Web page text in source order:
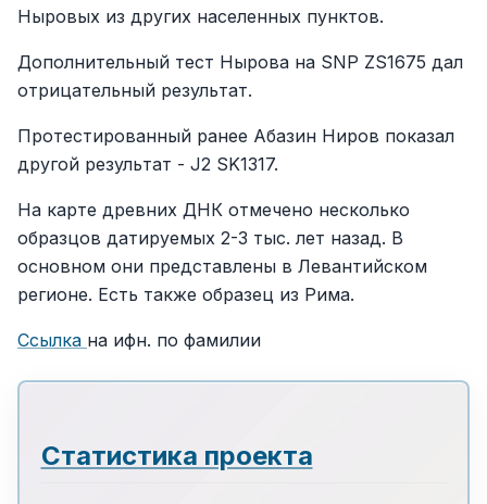
Ныровых из других населенных пунктов.
Дополнительный тест Нырова на SNP ZS1675 дал
отрицательный результат.
Протестированный ранее Абазин Ниров показал
другой результат - J2 SK1317.
На карте древних ДНК отмечено несколько
образцов датируемых 2-3 тыс. лет назад. В
основном они представлены в Левантийском
регионе. Есть также образец из Рима.
Ссылка на ифн. по фамилии
Статистика проекта